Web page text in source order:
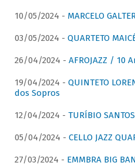
10/05/2024 - MARCELO
03/05/2024 - QUARTETO
26/04/2024 - AFROJAZZ / 10
19/04/2024 - QUINTETO
dos Sopros
12/04/2024 - TURÍBIO
05/04/2024 - CELLO JAZZ
27/03/2024 - EMMBRA BIG